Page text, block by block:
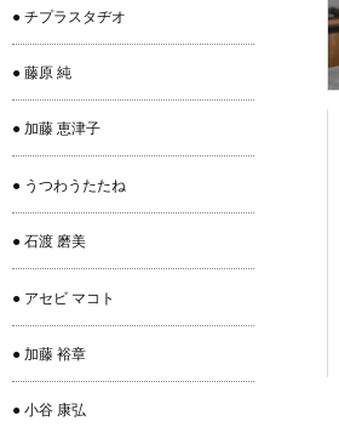
● チプラスタヂオ
● 藤原 純
● 加藤 恵津子
● うつわうたたね
● 石渡 磨美
● アセビ マコト
● 加藤 裕章
● 小谷 康弘